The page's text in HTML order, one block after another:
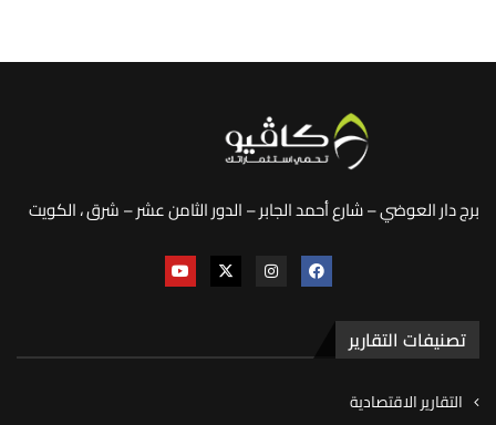
برج دار العوضي – شارع أحمد الجابر – الدور الثامن عشر – شرق ، الكويت
تصنيفات التقارير
التقارير الاقتصادية